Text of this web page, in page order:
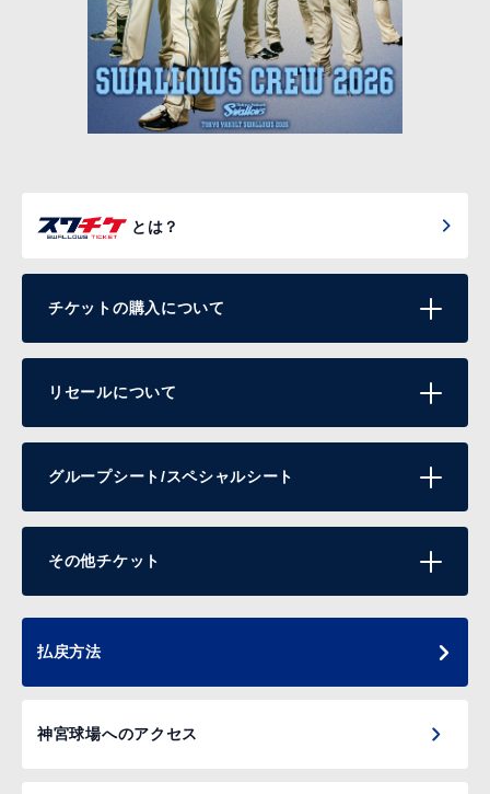
とは？
チケットの購入について
リセールについて
グループシート/スペシャルシート
その他チケット
払戻方法
神宮球場へのアクセス